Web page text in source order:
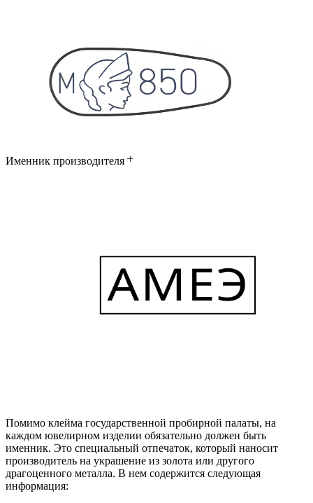
Именник производителя
Помимо клейма государственной пробирной палаты, на
каждом ювелирном изделии обязательно должен быть
именник. Это специальный отпечаток, который наносит
производитель на украшение из золота или другого
драгоценного металла. В нем содержится следующая
информация: